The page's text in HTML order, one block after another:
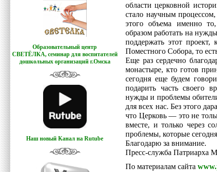
Образовательный центр
СВЕТЁЛКА, семинар для воспитателей
дошкольных организаций г.Омска
Наш новый Канал на Rutube
области церковной
стало научным
этого объема именно
образом работать на
поддержать этот
Поместного Собора, то
Еще раз сердечно
монастыре, кто готов
сегодня еще будем
подарить часть своего
нужды и проблемы
для всех нас. Без этого
что Церковь — это не
вместе, и только через
проблемы, которые
Благодарю за внимание.
Пресс-служба Патриарха
По материалам сайта